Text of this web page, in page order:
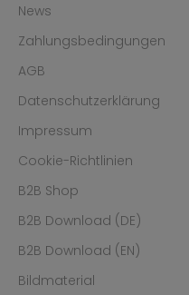
News
Zahlungsbedingungen
AGB
Datenschutzerklärung
Impressum
Cookie-Richtlinien
B2B Shop
B2B Download (DE)
B2B Download (EN)
Bildmaterial